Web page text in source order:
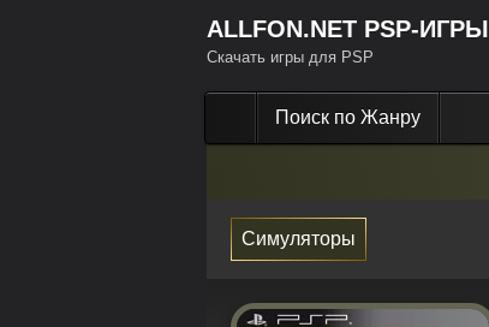
ALLFON.NET PSP-ИГРЫ
Скачать игры для PSP
Поиск по Жанру
Симуляторы